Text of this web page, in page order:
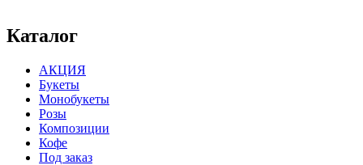
Каталог
АКЦИЯ
Букеты
Монобукеты
Розы
Композиции
Кофе
Под заказ